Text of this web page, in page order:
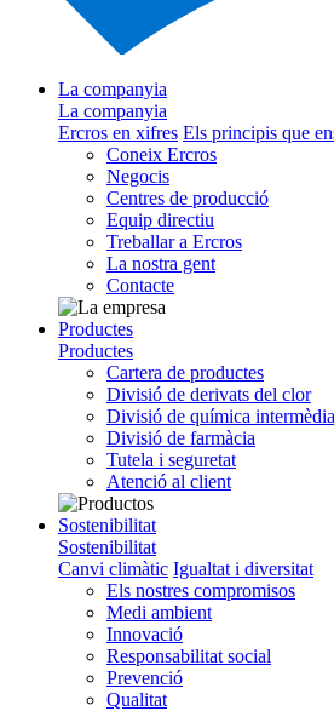
La companyia
La companyia
Ercros en xifres Els principis que
Coneix Ercros
Negocis
Centres de producció
Equip directiu
Treballar a Ercros
La nostra gent
Contacte
Productes
Productes
Cartera de productes
Divisió de derivats del clor
Divisió de química intermèdia
Divisió de farmàcia
Tutela i seguretat
Atenció al client
Sostenibilitat
Sostenibilitat
Canvi climàtic Igualtat i diversitat
Els nostres compromisos
Medi ambient
Innovació
Responsabilitat social
Prevenció
Qualitat